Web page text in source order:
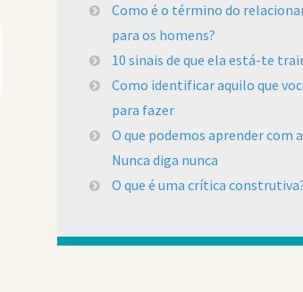
Como é o término do
para os homens?
10 sinais de que ela está-te
Como identificar aquilo que
para fazer
O que podemos aprender com
Nunca diga nunca
O que é uma crítica